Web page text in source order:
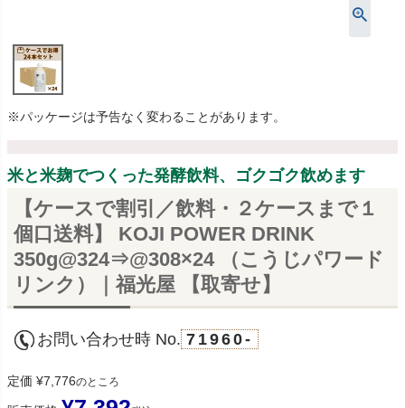
※パッケージは予告なく変わることがあります。
米と米麹でつくった発酵飲料、ゴクゴク飲めます
【ケースで割引／飲料・２ケースまで１
個口送料】 KOJI POWER DRINK
350g@324⇒@308×24 （こうじパワード
リンク）｜福光屋 【取寄せ】
お問い合わせ時 No. 71960-
定価 ¥7,776のところ